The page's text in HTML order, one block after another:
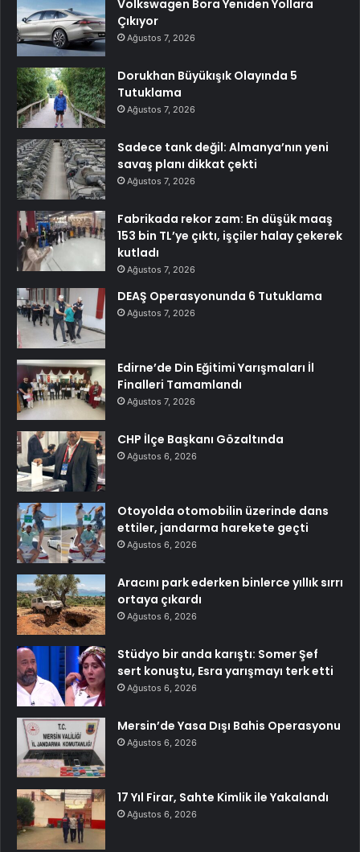
Volkswagen Bora Yeniden Yollara
Çıkıyor
Ağustos 7, 2026
Dorukhan Büyükışık Olayında 5
Tutuklama
Ağustos 7, 2026
Sadece tank değil: Almanya’nın yeni
savaş planı dikkat çekti
Ağustos 7, 2026
Fabrikada rekor zam: En düşük maaş
153 bin TL’ye çıktı, işçiler halay çekerek
kutladı
Ağustos 7, 2026
DEAŞ Operasyonunda 6 Tutuklama
Ağustos 7, 2026
Edirne’de Din Eğitimi Yarışmaları İl
Finalleri Tamamlandı
Ağustos 7, 2026
CHP İlçe Başkanı Gözaltında
Ağustos 6, 2026
Otoyolda otomobilin üzerinde dans
ettiler, jandarma harekete geçti
Ağustos 6, 2026
Aracını park ederken binlerce yıllık sırrı
ortaya çıkardı
Ağustos 6, 2026
Stüdyo bir anda karıştı: Somer Şef
sert konuştu, Esra yarışmayı terk etti
Ağustos 6, 2026
Mersin’de Yasa Dışı Bahis Operasyonu
Ağustos 6, 2026
17 Yıl Firar, Sahte Kimlik ile Yakalandı
Ağustos 6, 2026